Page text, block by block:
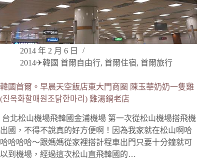
2014 年 2 月 6 日
2014✈韓國 首爾自由行, 首爾住宿, 首爾旅行
韓國首爾。早晨天空飯店東大門商圈 陳玉華奶奶一隻雞
(진옥화할매원조닭한마리) 雞湯鍋老店
​ 台北松山機場飛韓國金浦機場 第一次從松山機場搭飛機
出國，不得不說真的好方便啊！因為我家就在松山啊哈
哈哈哈哈～跟媽媽從家裡搭計程車出門只要十分鐘就可
以到機場，經過這次松山直飛韓國的…